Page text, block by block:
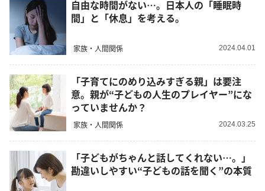
自由な時間がない…。日本人の「睡眠時
間」と「休息」を考える。
家族・人間関係 2024.04.01
「子育てにのめり込みすぎる親」は要注
意。親が“子どもの人生のプレイヤー”にな
っていませんか？
家族・人間関係 2024.03.25
「子どもがちゃんと話してくれない…。」
勘違いしやすい“子どもの話を聞く”の本質